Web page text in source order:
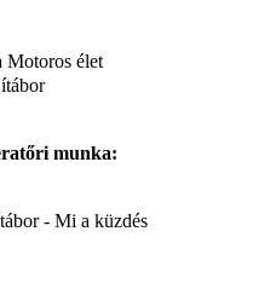
Motoros élet
munka:
- Mi a küzdés